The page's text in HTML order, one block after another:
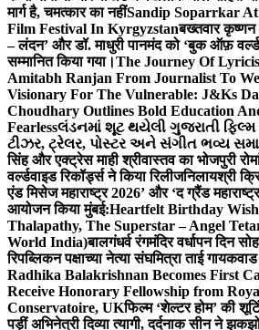
मार्ग है, चमत्कार का नहींSandip Soparrkar
Film Festival In Kyrgyzstanबख्तवार कृष्णन
– लंदन’ और डॉ. माधुरी पानमंद को ‘बुक ऑफ़
सम्मानित किया गया।The Journey Of
Amitabh Ranjan From Journalist To
Visionary For The Vulnerable: J&Ks
Choudhary Outlines Bold Education
Fearlessલંડનમાં શૂટ થયેલી ગુજરાતી
ટીઝર, ટ્રેલર, પોસ્ટર અને સંગીત ભવ્ય
सिंह और एक्ट्रेस माही श्रीवास्तव का भोजपुरी
वर्ल्डवाइड रिकॉर्ड्स ने किया रिलीजनिलायश्री
एंड मिसेज महाराष्ट्र 2026’ और ‘द ग्रैंड
आयोजन किया मुंबई:Heartfelt Birthday
Thalapathy, The Superstar – Angel
World India)बालगंधर्व रंगमंदिर वर्धापन दिन
रिपब्लिकन पक्षाच्या नेत्या संघमित्रा ताई
Radhika Balakrishnan Becomes First
Receive Honorary Fellowship from
Conservatoire, UKफिल्म ‘शेल्टर होम’ की
पड़ीं अभिनेत्री दिव्या त्यागी, दर्दनाक सीन ने